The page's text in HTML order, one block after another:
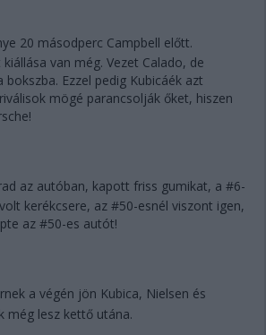
20 másodperc Campbell előtt.
van még. Vezet Calado, de
Ezzel pedig Kubicáék azt
mögé parancsolják őket, hiszen
az autóban, kapott friss gumikat, a #6-
kerékcsere, az #50-esnél viszont igen,
az #50-es autót!
a végén jön Kubica, Nielsen és
még lesz kettő utána.